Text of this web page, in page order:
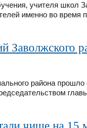
учителя школ
именно во время
Заволжского
района